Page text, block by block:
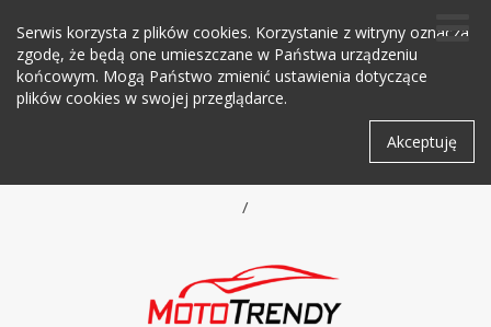
Serwis korzysta z plików cookies. Korzystanie z witryny oznacza
zgodę, że będą one umieszczane w Państwa urządzeniu
końcowym. Mogą Państwo zmienić ustawienia dotyczące
plików cookies w swojej przeglądarce.
Akceptuję
/